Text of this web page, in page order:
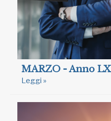
MARZO - Anno
Leggi »